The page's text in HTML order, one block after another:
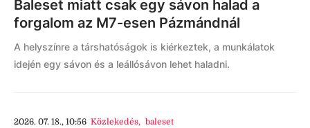
Baleset miatt csak egy sávon halad a
forgalom az M7-esen Pázmándnál
A helyszínre a társhatóságok is kiérkeztek, a munkálatok
idején egy sávon és a leállósávon lehet haladni.
2026. 07. 18., 10:56 Közlekedés, baleset